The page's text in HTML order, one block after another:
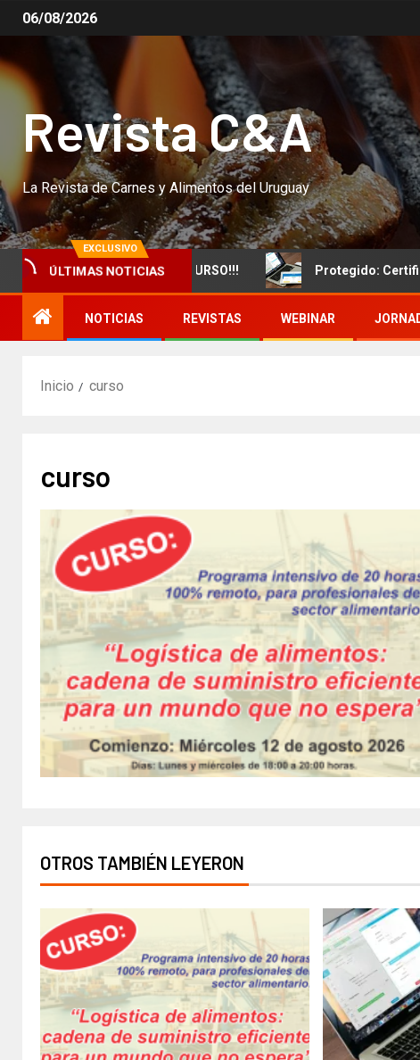
06/08/2026
Revista C&A
La Revista de Carnes y Alimentos del Uruguay
EXCLUSIVO
ÚLTIMAS NOTICIAS
de un nuevo CURSO!!! Protegido: Certificado
NOTICIAS REVISTAS WEBINAR
Inicio curso
curso
OTROS TAMBIÉN LEYERON